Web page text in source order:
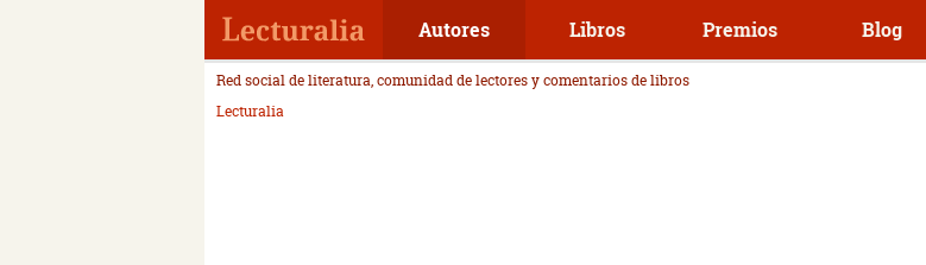
Autores Libros Premios Blog
Red social de literatura, comunidad de lectores y comentarios de libros
Lecturalia